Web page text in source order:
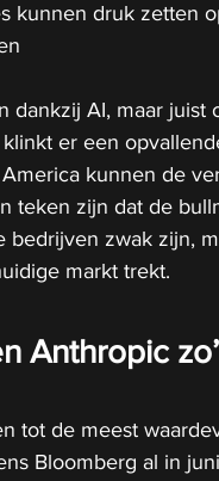
kunnen druk zetten
dankzij AI, maar juist
er een
kunnen de
teken zijn dat de
bedrijven zwak zijn,
markt trekt.
Anthropic
tot de meest
Bloomberg al in